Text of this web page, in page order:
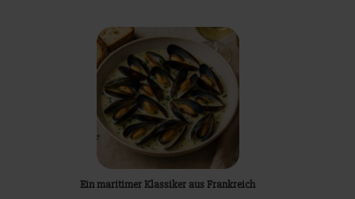
Ein maritimer Klassiker aus Frankreich